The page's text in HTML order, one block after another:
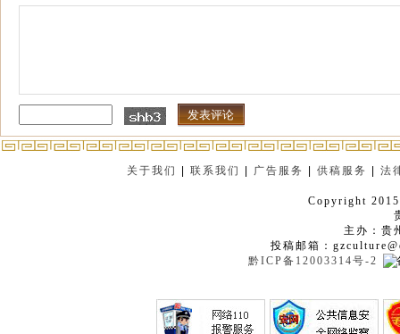
关于我们 |联系我们 广告服务 |供稿服务 |法
Copyright
主办：贵
投稿邮箱：
黔ICP备12003314号-2